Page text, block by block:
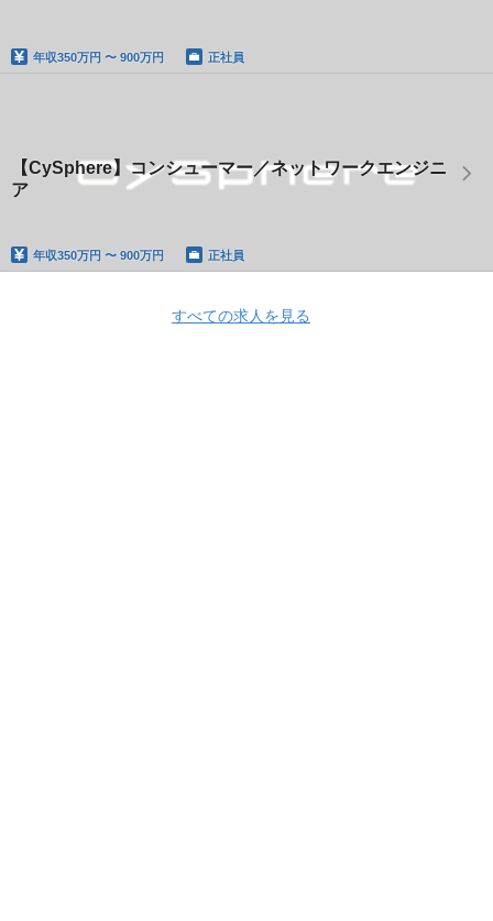
年収350万円 〜 900万円 正社員
【CySphere】コンシューマー／ネットワークエンジニ
ア
年収350万円 〜 900万円 正社員
すべての求人を見る